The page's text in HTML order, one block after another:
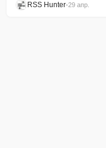
RSS Hunter•29 апр.